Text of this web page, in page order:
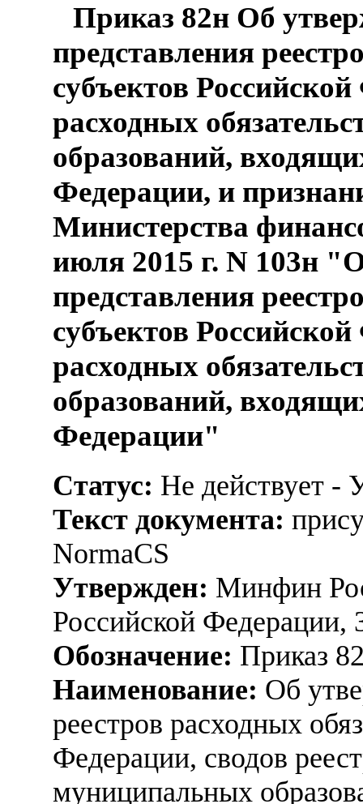
Приказ 82н Об
представления
субъектов
расходных
образований,
Федерации, и
Министерства
июля 2015 г. N 103н
представления
субъектов
расходных
образований,
Федерации"
Статус: Не действует -
Текст документа:
NormaCS
Утвержден: Минфин
Российской Федерации,
Обозначение: Приказ
Наименование: Об
реестров расходных
Федерации, сводов
муниципальных